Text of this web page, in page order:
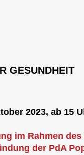
GESUNDHEIT
2023, ab 15
im Rahmen
der PdA